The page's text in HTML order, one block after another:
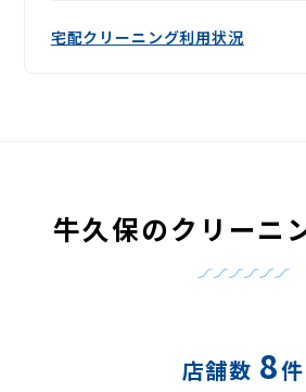
宅配クリーニング利用状況
牛久保のクリーニ
店舗数 8件